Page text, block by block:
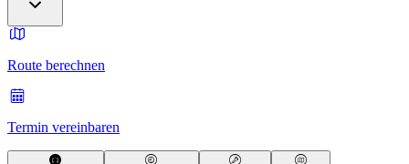
Route berechnen
Termin vereinbaren